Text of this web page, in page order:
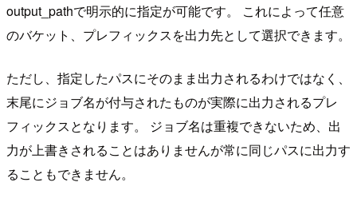
output_pathで明示的に指定が可能です。 これによって任意
のバケット、プレフィックスを出力先として選択できます。
ただし、指定したパスにそのまま出力されるわけではなく、
末尾にジョブ名が付与されたものが実際に出力されるプレ
フィックスとなります。 ジョブ名は重複できないため、出
力が上書きされることはありませんが常に同じパスに出力す
ることもできません。